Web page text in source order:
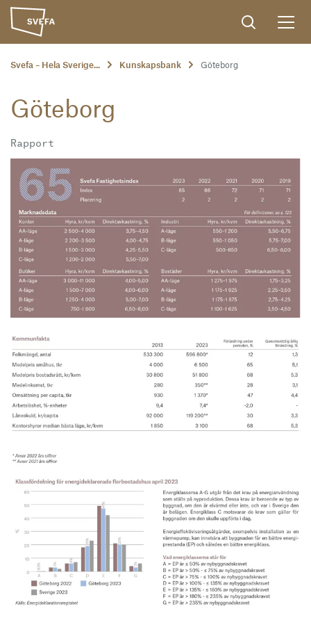
Svefa – Hela Sverige... Kunskapsbank Göteborg
Göteborg
Rapport